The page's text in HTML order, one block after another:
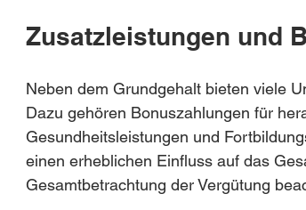
Zusatzleistungen und
Neben dem Grundgehalt bieten viele
Dazu gehören Bonuszahlungen für
Gesundheitsleistungen und
einen erheblichen Einfluss auf das
Gesamtbetrachtung der Vergütung